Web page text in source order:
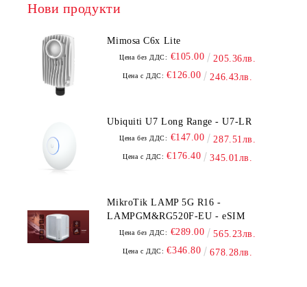
Нови продукти
Mimosa C6x Lite
Цена без ДДС: €105.00 205.36лв.
Цена с ДДС: €126.00 246.43лв.
Ubiquiti U7 Long Range - U7-LR
Цена без ДДС: €147.00 287.51лв.
Цена с ДДС: €176.40 345.01лв.
MikroTik LAMP 5G R16 -
LAMPGM&RG520F-EU - eSIM
Цена без ДДС: €289.00 565.23лв.
Цена с ДДС: €346.80 678.28лв.